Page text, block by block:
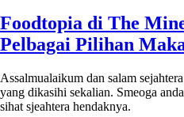
Foodtopia di The
Pelbagai Pilihan
Assalmualaikum dan salam
yang dikasihi sekalian. Smeoga
sihat sjeahtera hendaknya.